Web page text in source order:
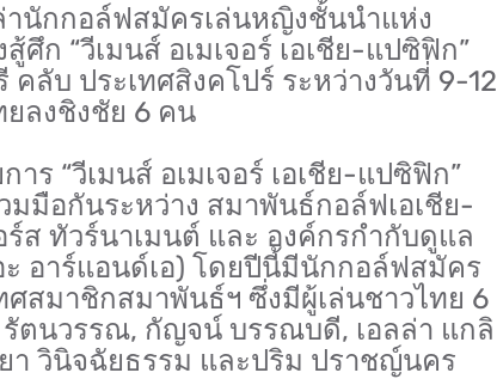
านักกอล์ฟสมัครเล่นหญิงชั้นนำแห่ง
ก “วีเมนส์ อเมเจอร์ เอเชีย-แปซิฟิก”
ลับ ประเทศสิงคโปร์ ระหว่างวันที่ 9-12
ลงชิงชัย 6 คน
ร “วีเมนส์ อเมเจอร์ เอเชีย-แปซิฟิก”
วมมือกันระหว่าง สมาพันธ์กอล์ฟเอเชีย-
ส ทัวร์นาเมนต์ และ องค์กรกำกับดูแล
ะ อาร์แอนด์เอ) โดยปีนี้มีนักกอล์ฟสมัคร
ศสมาชิกสมาพันธ์ฯ ซึ่งมีผู้เล่นชาวไทย 6
ตนวรรณ, กัญจน์ บรรณบดี, เอลล่า แกลิ
า วินิจฉัยธรรม และปริม ปราชญ์นคร